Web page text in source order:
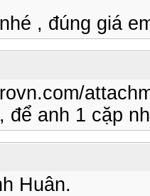
, đúng giá
để anh 1 cặp
Huân.